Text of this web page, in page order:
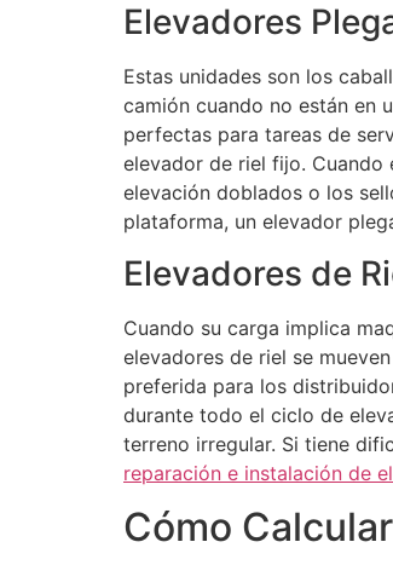
Elevadores
Estas unidades son los
camión cuando no están en
perfectas para tareas de
elevador de riel fijo. Cuando
elevación doblados o los
plataforma, un elevador
Elevadores de
Cuando su carga implica
elevadores de riel se
preferida para los
durante todo el ciclo de
terreno irregular. Si tiene
reparación e instalación de
Cómo